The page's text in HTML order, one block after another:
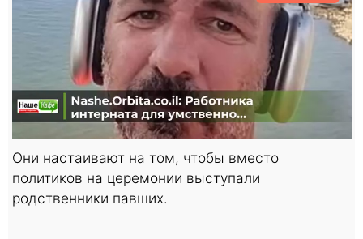
Они настаивают на том, чтобы вместо
политиков на церемонии выступали
родственники павших.